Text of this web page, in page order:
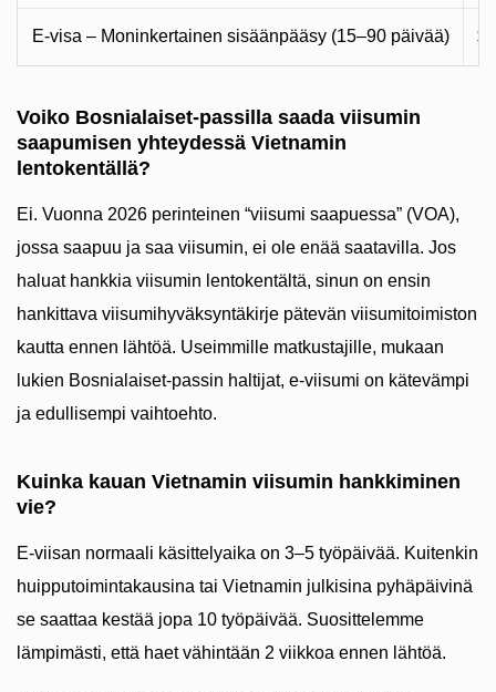
E-visa – Moninkertainen sisäänpääsy (15–90 päivää)
Voiko Bosnialaiset-passilla saada viisumin
saapumisen yhteydessä Vietnamin
lentokentällä?
Ei. Vuonna 2026 perinteinen “viisumi saapuessa” (VOA),
jossa saapuu ja saa viisumin, ei ole enää saatavilla. Jos
haluat hankkia viisumin lentokentältä, sinun on ensin
hankittava viisumihyväksyntäkirje pätevän viisumitoimiston
kautta ennen lähtöä. Useimmille matkustajille, mukaan
lukien Bosnialaiset-passin haltijat, e-viisumi on kätevämpi
ja edullisempi vaihtoehto.
Kuinka kauan Vietnamin viisumin hankkiminen
vie?
E-viisan normaali käsittelyaika on 3–5 työpäivää. Kuitenkin
huipputoimintakausina tai Vietnamin julkisina pyhäpäivinä
se saattaa kestää jopa 10 työpäivää. Suosittelemme
lämpimästi, että haet vähintään 2 viikkoa ennen lähtöä.